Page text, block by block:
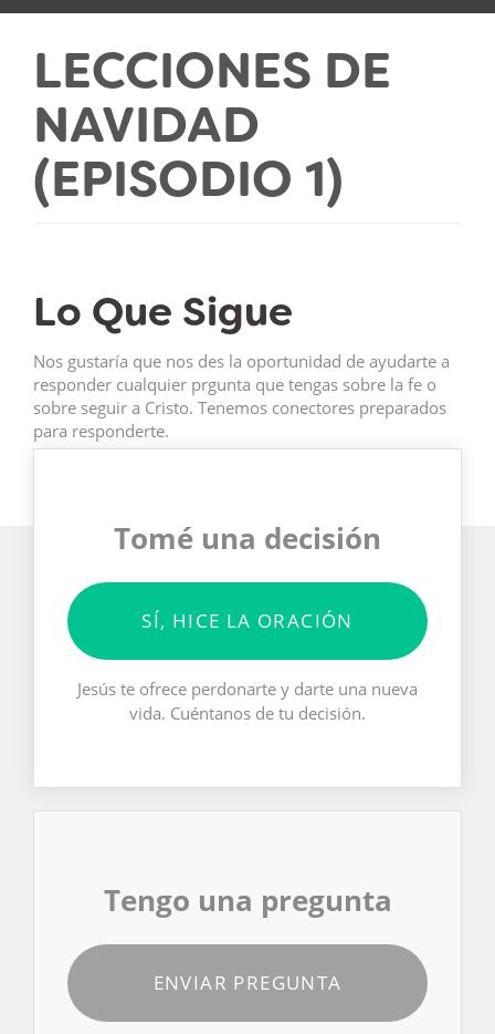
LECCIONES DE
NAVIDAD
(EPISODIO 1)
Lo Que Sigue
Nos gustaría que nos des la oportunidad de ayudarte a
responder cualquier prgunta que tengas sobre la fe o
sobre seguir a Cristo. Tenemos conectores preparados
para responderte.
Tomé una decisión
SÍ, HICE LA ORACIÓN
Jesús te ofrece perdonarte y darte una nueva
vida. Cuéntanos de tu decisión.
Tengo una pregunta
ENVIAR PREGUNTA